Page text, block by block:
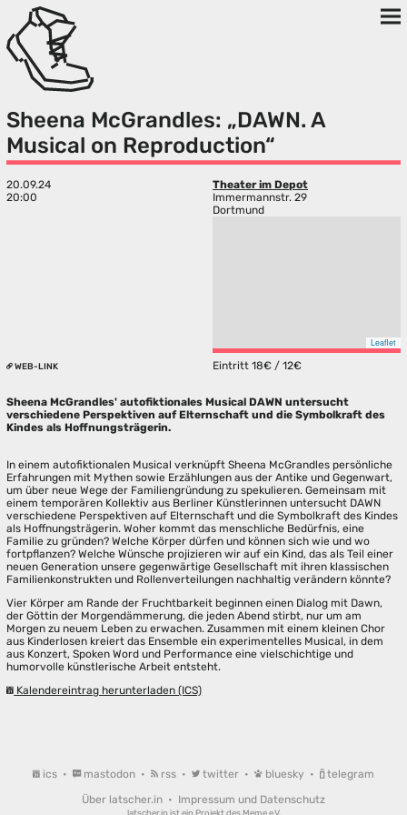
Sheena McGrandles: „DAWN. A
Musical on Reproduction“
20.09.24
20:00
Theater im Depot
Immermannstr. 29
Dortmund
Leaflet
WEB-LINK Eintritt 18€ / 12€
Sheena McGrandles' autofiktionales Musical DAWN untersucht
verschiedene Perspektiven auf Elternschaft und die Symbolkraft des
Kindes als Hoffnungsträgerin.
In einem autofiktionalen Musical verknüpft Sheena McGrandles persönliche
Erfahrungen mit Mythen sowie Erzählungen aus der Antike und Gegenwart,
um über neue Wege der Familiengründung zu spekulieren. Gemeinsam mit
einem temporären Kollektiv aus Berliner Künstlerinnen untersucht DAWN
verschiedene Perspektiven auf Elternschaft und die Symbolkraft des Kindes
als Hoffnungsträgerin. Woher kommt das menschliche Bedürfnis, eine
Familie zu gründen? Welche Körper dürfen und können sich wie und wo
fortpflanzen? Welche Wünsche projizieren wir auf ein Kind, das als Teil einer
neuen Generation unsere gegenwärtige Gesellschaft mit ihren klassischen
Familienkonstrukten und Rollenverteilungen nachhaltig verändern könnte?
Vier Körper am Rande der Fruchtbarkeit beginnen einen Dialog mit Dawn,
der Göttin der Morgendämmerung, die jeden Abend stirbt, nur um am
Morgen zu neuem Leben zu erwachen. Zusammen mit einem kleinen Chor
aus Kinderlosen kreiert das Ensemble ein experimentelles Musical, in dem
aus Konzert, Spoken Word und Performance eine vielschichtige und
humorvolle künstlerische Arbeit entsteht.
Kalendereintrag herunterladen (ICS)
ics • mastodon • rss • twitter • bluesky •
telegram
Über latscher.in • Impressum und Datenschutz